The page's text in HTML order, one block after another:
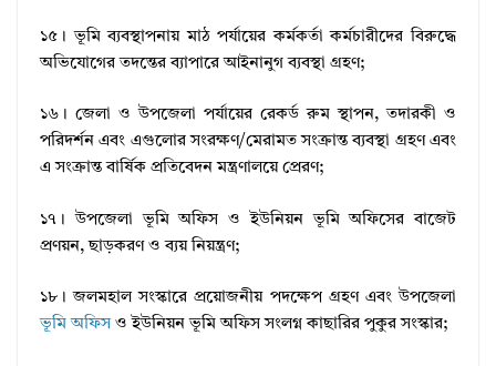
১৫। ভূমি ব্যবস্থাপনায় মাঠ পর্যায়ের কর্মকর্তা কর্মচারীদের বিরুদ্ধে
অভিযোগের তদন্তের ব্যাপারে আইনানুগ ব্যবস্থা গ্রহণ;
১৬। জেলা ও উপজেলা পর্যায়ের রেকর্ড রুম স্থাপন, তদারকী ও
পরিদর্শন এবং এগুলোর সংরক্ষণ/মেরামত সংক্রান্ত ব্যবস্থা গ্রহণ এবং
এ সংক্রান্ত বার্ষিক প্রতিবেদন মন্ত্রণালয়ে প্রেরণ;
১৭। উপজেলা ভূমি অফিস ও ইউনিয়ন ভূমি অফিসের বাজেট
প্রণয়ন, ছাড়করণ ও ব্যয় নিয়ন্ত্রণ;
১৮। জলমহাল সংস্কারে প্রয়োজনীয় পদক্ষেপ গ্রহণ এবং উপজেলা
ভূমি অফিস ও ইউনিয়ন ভূমি অফিস সংলগ্ন কাছারির পুকুর সংস্কার;